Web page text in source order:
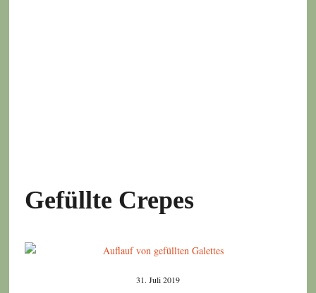
Gefüllte Crepes
31. Juli 2019